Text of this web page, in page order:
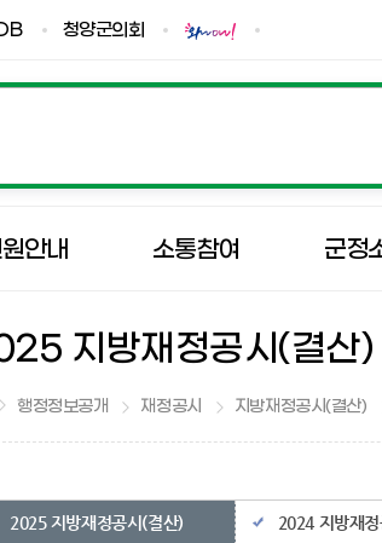
청양군의회
안내 소통참여 군정
지방재정공시(결산)
행정정보공개 재정공시 지방재정공시(결산)
2025 지방재정공시(결산) 2024 지방재